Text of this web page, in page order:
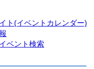
ト(イベントカレンダー)
ベント検索